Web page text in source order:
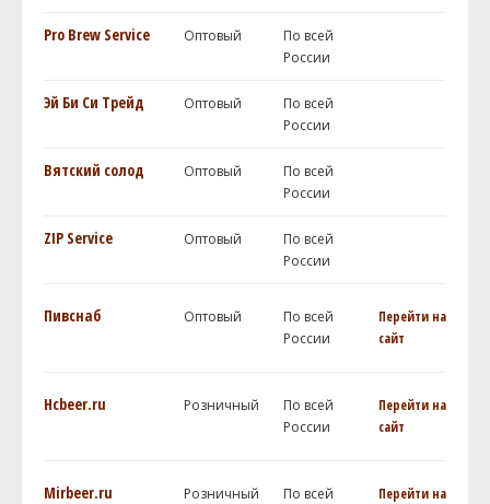
Pro Brew Service Оптовый
По всей
России
Эй Би Си Трейд Оптовый
По всей
России
Вятский солод Оптовый
По всей
России
ZIP Service Оптовый
По всей
России
Пивснаб Оптовый
По всей
России
Перейти на
сайт
Hcbeer.ru Розничный
По всей
России
Перейти на
сайт
Mirbeer.ru Розничный
По всей
Перейти на